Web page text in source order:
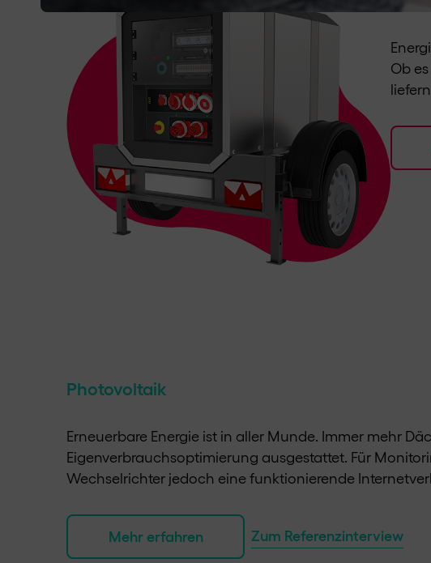
Ob
Photovoltaik
Erneuerbare Energie ist in aller Munde. Immer mehr
Eigenverbrauchsoptimierung ausgestattet. Für
Wechselrichter jedoch eine funktionierende
Mehr erfahren Zum Referenzinterview